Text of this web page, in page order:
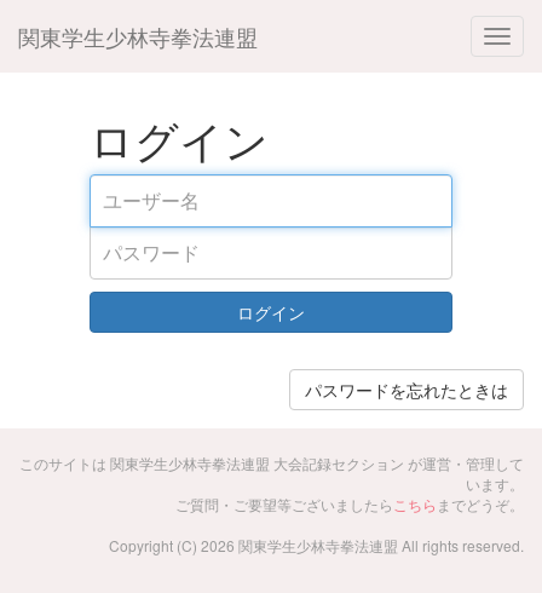
関東学生少林寺拳法連盟
ログイン
ログイン
パスワードを忘れたときは
このサイトは 関東学生少林寺拳法連盟 大会記録セクション が運営・管理して
います。
ご質問・ご要望等ございましたら こちら までどうぞ。
Copyright (C) 2026 関東学生少林寺拳法連盟 All rights reserved.